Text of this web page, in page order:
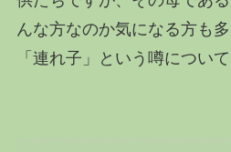
んな方なのか気になる方も多
「連れ子」という噂につい